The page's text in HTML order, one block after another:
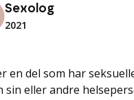
Sexolog
2021
en del som har
sin eller andre